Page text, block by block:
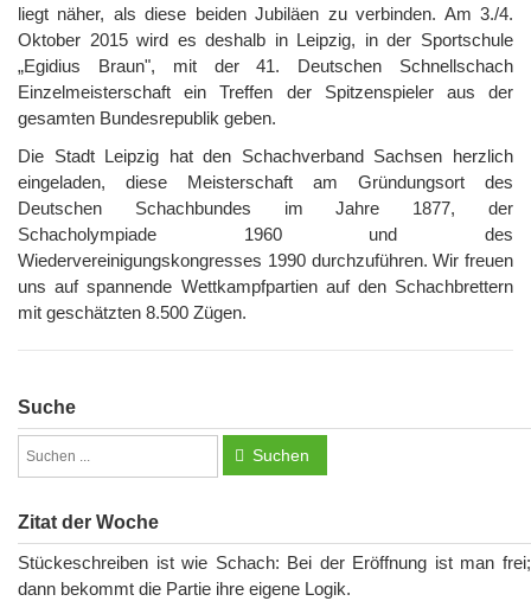
liegt näher, als diese beiden Jubiläen zu verbinden. Am 3./4.
Oktober 2015 wird es deshalb in Leipzig, in der Sportschule
„Egidius Braun", mit der 41. Deutschen Schnellschach
Einzelmeisterschaft ein Treffen der Spitzenspieler aus der
gesamten Bundesrepublik geben.
Die Stadt Leipzig hat den Schachverband Sachsen herzlich
eingeladen, diese Meisterschaft am Gründungsort des
Deutschen Schachbundes im Jahre 1877, der
Schacholympiade 1960 und des
Wiedervereinigungskongresses 1990 durchzuführen. Wir freuen
uns auf spannende Wettkampfpartien auf den Schachbrettern
mit geschätzten 8.500 Zügen.
Suche
Suchen
Zitat der Woche
Stückeschreiben ist wie Schach: Bei der Eröffnung ist man frei;
dann bekommt die Partie ihre eigene Logik.